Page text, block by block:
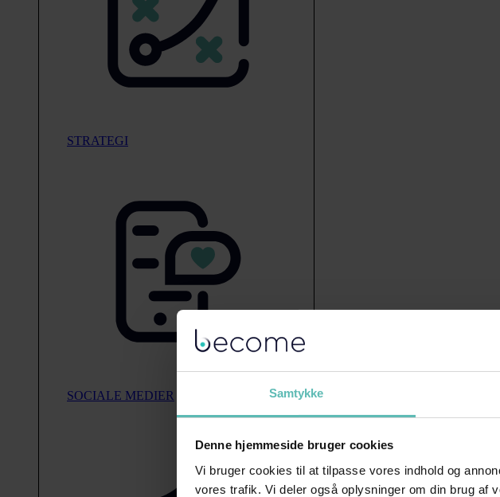
Samtykke
Denne hjemmeside bruger cookies
Vi bruger cookies til at tilpasse vores indhold og
vores trafik. Vi deler også oplysninger om din brug af
STRATEGI
SOCIALE MEDIER